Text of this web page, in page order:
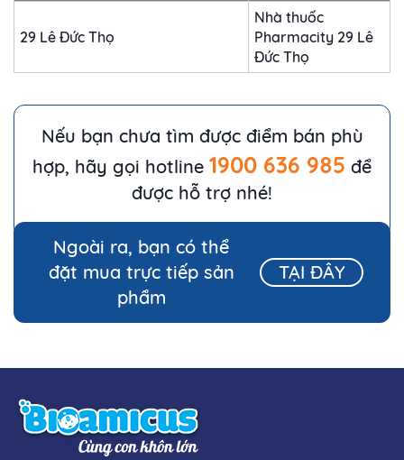
29 Lê Đức Thọ
Nhà thuốc
Pharmacity 29 Lê
Đức Thọ
Nếu bạn chưa tìm được điểm bán phù
hợp, hãy gọi hotline 1900 636 985 để
được hỗ trợ nhé!
Ngoài ra, bạn có thể
đặt mua trực tiếp sản
phẩm
TẠI ĐÂY